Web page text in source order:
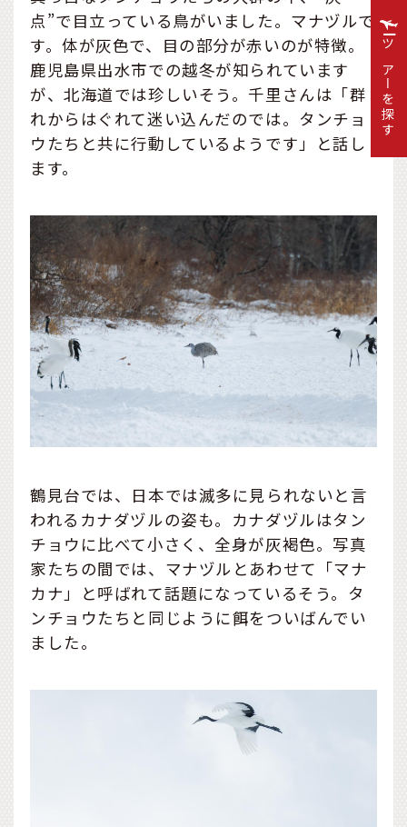
点”で目立っている鳥がいました。マナヅルで
す。体が灰色で、目の部分が赤いのが特徴。
鹿児島県出水市での越冬が知られています
が、北海道では珍しいそう。千里さんは「群
れからはぐれて迷い込んだのでは。タンチョ
ウたちと共に行動しているようです」と話し
ます。
鶴見台では、日本では滅多に見られないと言
われるカナダヅルの姿も。カナダヅルはタン
チョウに比べて小さく、全身が灰褐色。写真
家たちの間では、マナヅルとあわせて「マナ
カナ」と呼ばれて話題になっているそう。タ
ンチョウたちと同じように餌をついばんでい
ました。
ツアーを探す